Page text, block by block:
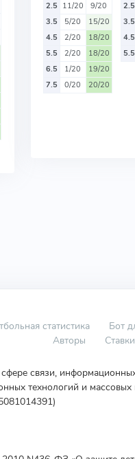
2.5 11/20
9/20
3.5
5/20
15/20
4.5
2/20
18/20
5.5
2/20
18/20
6.5
1/20
19/20
7.5
0/20 20/20
2.5
3.5
4.5
5.5
статистика Бот
Авторы
связи,
технологий и